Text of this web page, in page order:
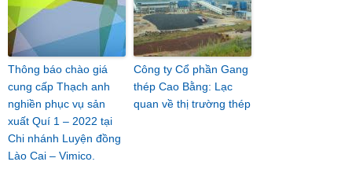
Thông báo chào giá
cung cấp Thạch anh
nghiền phục vụ sản
xuất Quí 1 – 2022 tại
Chi nhánh Luyện đồng
Lào Cai – Vimico.
Công ty Cổ phần Gang
thép Cao Bằng: Lạc
quan về thị trường thép